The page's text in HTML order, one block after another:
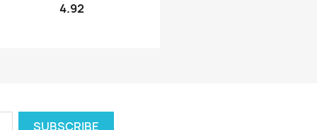
4.92